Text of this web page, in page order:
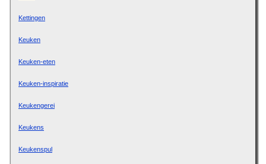
Kettingen
Keuken
Keuken-eten
Keuken-inspiratie
Keukengerei
Keukens
Keukenspul